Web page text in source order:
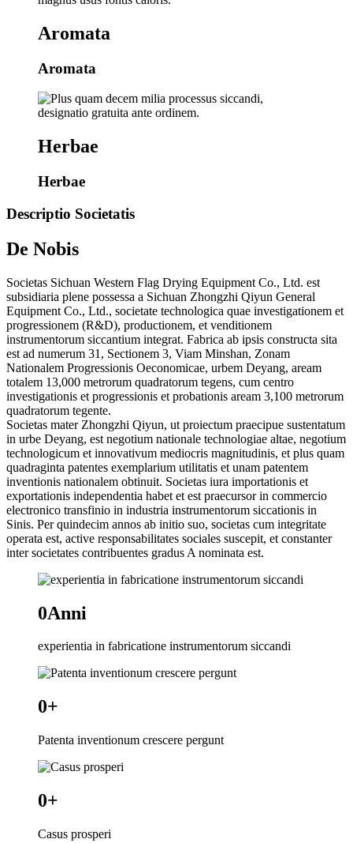
Aromata
Aromata
Herbae
Herbae
Descriptio Societatis
De Nobis
Societas Sichuan Western Flag Drying Equipment Co., Ltd. est
subsidiaria plene possessa a Sichuan Zhongzhi Qiyun General
Equipment Co., Ltd., societate technologica quae investigationem et
progressionem (R&D), productionem, et venditionem
instrumentorum siccantium integrat. Fabrica ab ipsis constructa sita
est ad numerum 31, Sectionem 3, Viam Minshan, Zonam
Nationalem Progressionis Oeconomicae, urbem Deyang, aream
totalem 13,000 metrorum quadratorum tegens, cum centro
investigationis et progressionis et probationis aream 3,100 metrorum
quadratorum tegente.
Societas mater Zhongzhi Qiyun, ut proiectum praecipue sustentatum
in urbe Deyang, est negotium nationale technologiae altae, negotium
technologicum et innovativum mediocris magnitudinis, et plus quam
quadraginta patentes exemplarium utilitatis et unam patentem
inventionis nationalem obtinuit. Societas iura importationis et
exportationis independentia habet et est praecursor in commercio
electronico transfinio in industria instrumentorum siccationis in
Sinis. Per quindecim annos ab initio suo, societas cum integritate
operata est, active responsabilitates sociales suscepit, et constanter
inter societates contribuentes gradus A nominata est.
0Anni
experientia in fabricatione instrumentorum siccandi
0+
Patenta inventionum crescere pergunt
0+
Casus prosperi